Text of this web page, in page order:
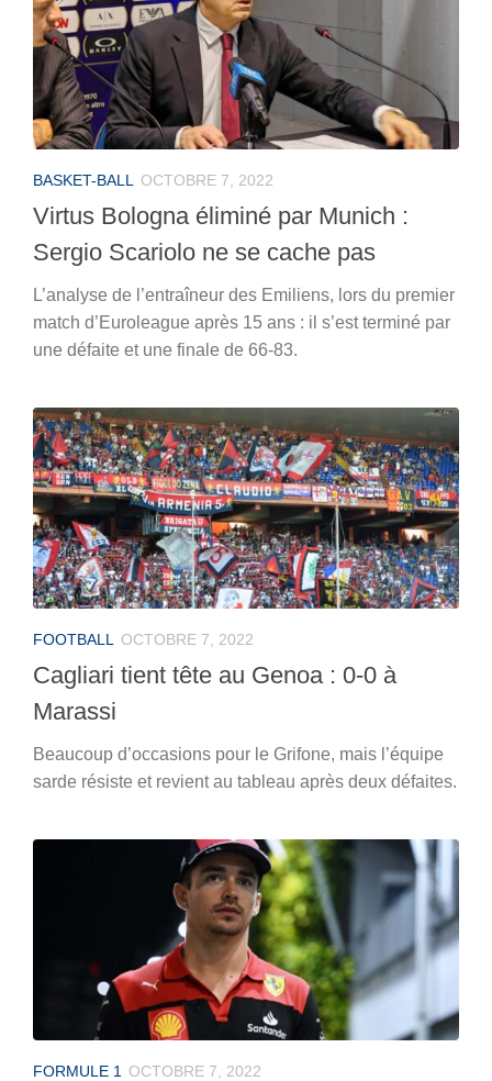
BASKET-BALL OCTOBRE 7, 2022
Virtus Bologna éliminé par Munich :
Sergio Scariolo ne se cache pas
L’analyse de l’entraîneur des Emiliens, lors du premier
match d’Euroleague après 15 ans : il s’est terminé par
une défaite et une finale de 66-83.
FOOTBALL OCTOBRE 7, 2022
Cagliari tient tête au Genoa : 0-0 à
Marassi
Beaucoup d’occasions pour le Grifone, mais l’équipe
sarde résiste et revient au tableau après deux défaites.
FORMULE 1 OCTOBRE 7, 2022